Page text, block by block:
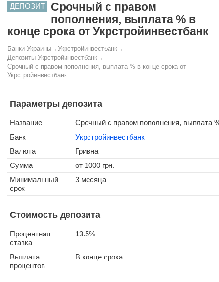
ДЕПОЗИТ
Срочный с правом
пополнения, выплата % в
конце срока от Укрстройинвестбанк
Банки Украины→ Укрстройинвестбанк→
Депозиты Укрстройинвестбанк→
Срочный с правом пополнения, выплата % в конце срока от
Укрстройинвестбанк
Параметры депозита
Название
Срочный с правом пополнения, выплата
Банк
Укрстройинвестбанк
Валюта
Гривна
Сумма
от 1000 грн.
Минимальный
срок
3 месяца
Стоимость депозита
Процентная
ставка
13.5%
Выплата
процентов
В конце срока